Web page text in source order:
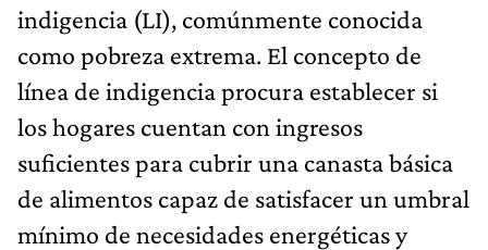
indigencia (LI), comúnmente conocida
como pobreza extrema. El concepto de
línea de indigencia procura establecer si
los hogares cuentan con ingresos
suficientes para cubrir una canasta básica
de alimentos capaz de satisfacer un umbral
mínimo de necesidades energéticas y